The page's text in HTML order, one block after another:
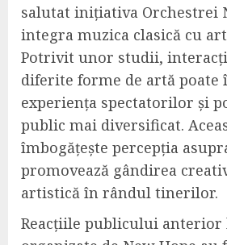
salutat inițiativa Orchestrei
integra muzica clasică cu
Potrivit unor studii,
diferite forme de artă poate
experiența spectatorilor și
public mai diversificat.
îmbogățește percepția
promovează gândirea
artistică în rândul tinerilor.
Reacțiile publicului anterior